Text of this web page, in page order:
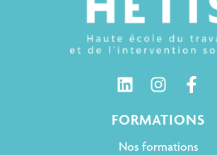
FORMATIONS
Nos formations